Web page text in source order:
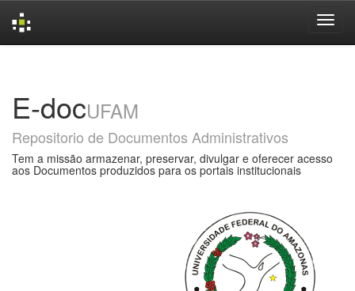
E-docUFAM
Repositorio de Documentos Administrativos
Tem a missão armazenar, preservar, divulgar e oferecer acesso
aos Documentos produzidos para os portais institucionais